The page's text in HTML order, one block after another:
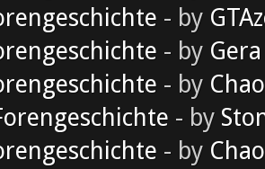
- by
- by Gera
- by
- by
- by